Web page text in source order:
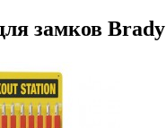
замков Brady